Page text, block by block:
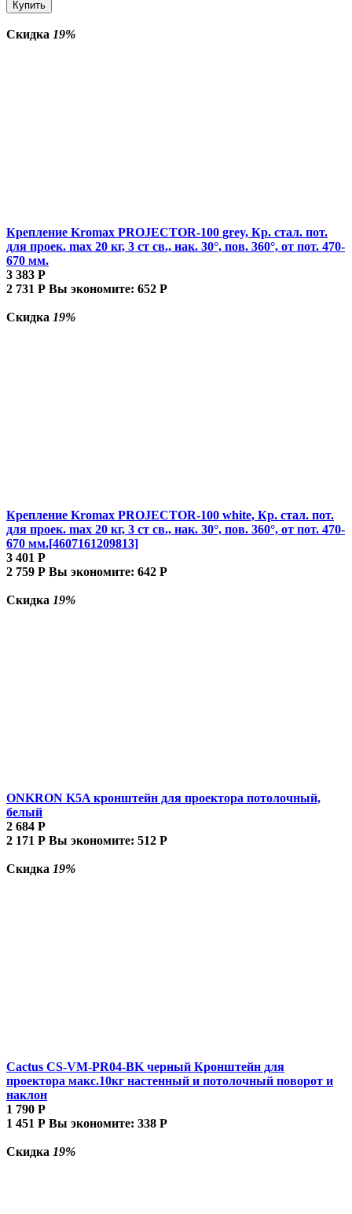
Купить
Скидка 19%
Крепление Kromax PROJECTOR-100 grey, Кр. стал. пот.
для проек. max 20 кг, 3 ст св., нак. 30°, пов. 360°, от пот. 470-
670 мм.
3 383 Р
2 731 Р Вы экономите: 652 Р
Скидка 19%
Крепление Kromax PROJECTOR-100 white, Кр. стал. пот.
для проек. max 20 кг, 3 ст св., нак. 30°, пов. 360°, от пот. 470-
670 мм.[4607161209813]
3 401 Р
2 759 Р Вы экономите: 642 Р
Скидка 19%
ONKRON K5A кронштейн для проектора потолочный,
белый
2 684 Р
2 171 Р Вы экономите: 512 Р
Скидка 19%
Cactus CS-VM-PR04-BK черный Кронштейн для
проектора макс.10кг настенный и потолочный поворот и
наклон
1 790 Р
1 451 Р Вы экономите: 338 Р
Скидка 19%